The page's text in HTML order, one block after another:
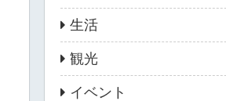
生活
観光
イベント